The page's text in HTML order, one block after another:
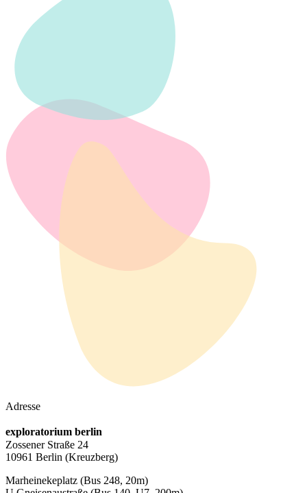
Adresse
exploratorium berlin
Zossener Straße 24
10961 Berlin (Kreuzberg)
Marheinekeplatz (Bus 248, 20m)